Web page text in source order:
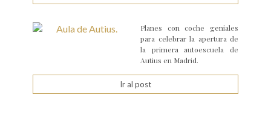
Planes con coche geniales
para celebrar la apertura de
la primera autoescuela de
Autius en Madrid.
Ir al post